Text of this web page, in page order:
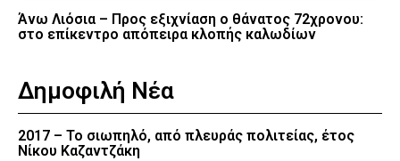
Άνω Λιόσια – Προς εξιχνίαση ο θάνατος 72χρονου:
στο επίκεντρο απόπειρα κλοπής καλωδίων
Δημοφιλή Νέα
2017 – Το σιωπηλό, από πλευράς πολιτείας, έτος
Νίκου Καζαντζάκη